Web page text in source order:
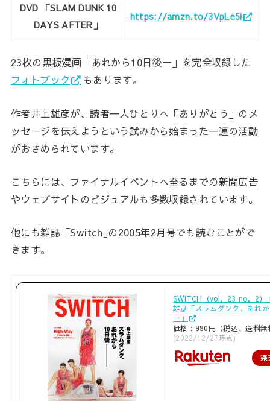
DVD 「SLAM DUNK 10
DAYS AFTER」
https://amzn.to/3VpLe5i
23枚の黒板漫画「あれから10日後－」を完全収録した
フォトブック
もあります。
作者井上雄彦が、読者一人ひとりへ「ありがとう」のメ
ッセージを伝えようという試みから始まった一連の活動
がおさめられています。
こちらには、ファイナルイベントへ至るまでの新聞広告
やウェブサイトのビジュアルも多数収録されています。
他にも雑誌「Switch｣の2005年2月号でも読むことがで
きます。
SWITCH（vol．23 no．2）
雄彦「スラムダンク、あれ
ー」
価格：990円（税込、送料無
(2022/12/27時点)
楽